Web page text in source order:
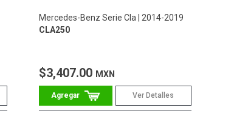
Mercedes-Benz Serie Cla
2014-2019
CLA250
$3,407.00 MXN
Ver Detalles